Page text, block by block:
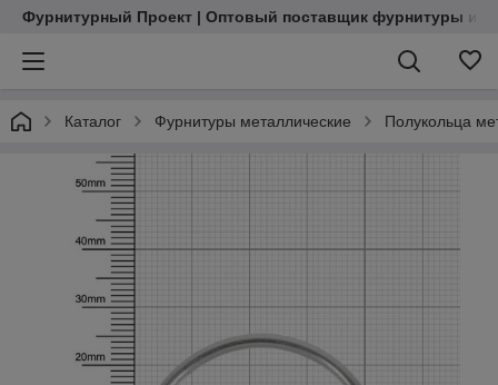
Фурнитурный Проект | Оптовый поставщик фурнитуры и
Каталог Фурнитуры металлические Полукольца